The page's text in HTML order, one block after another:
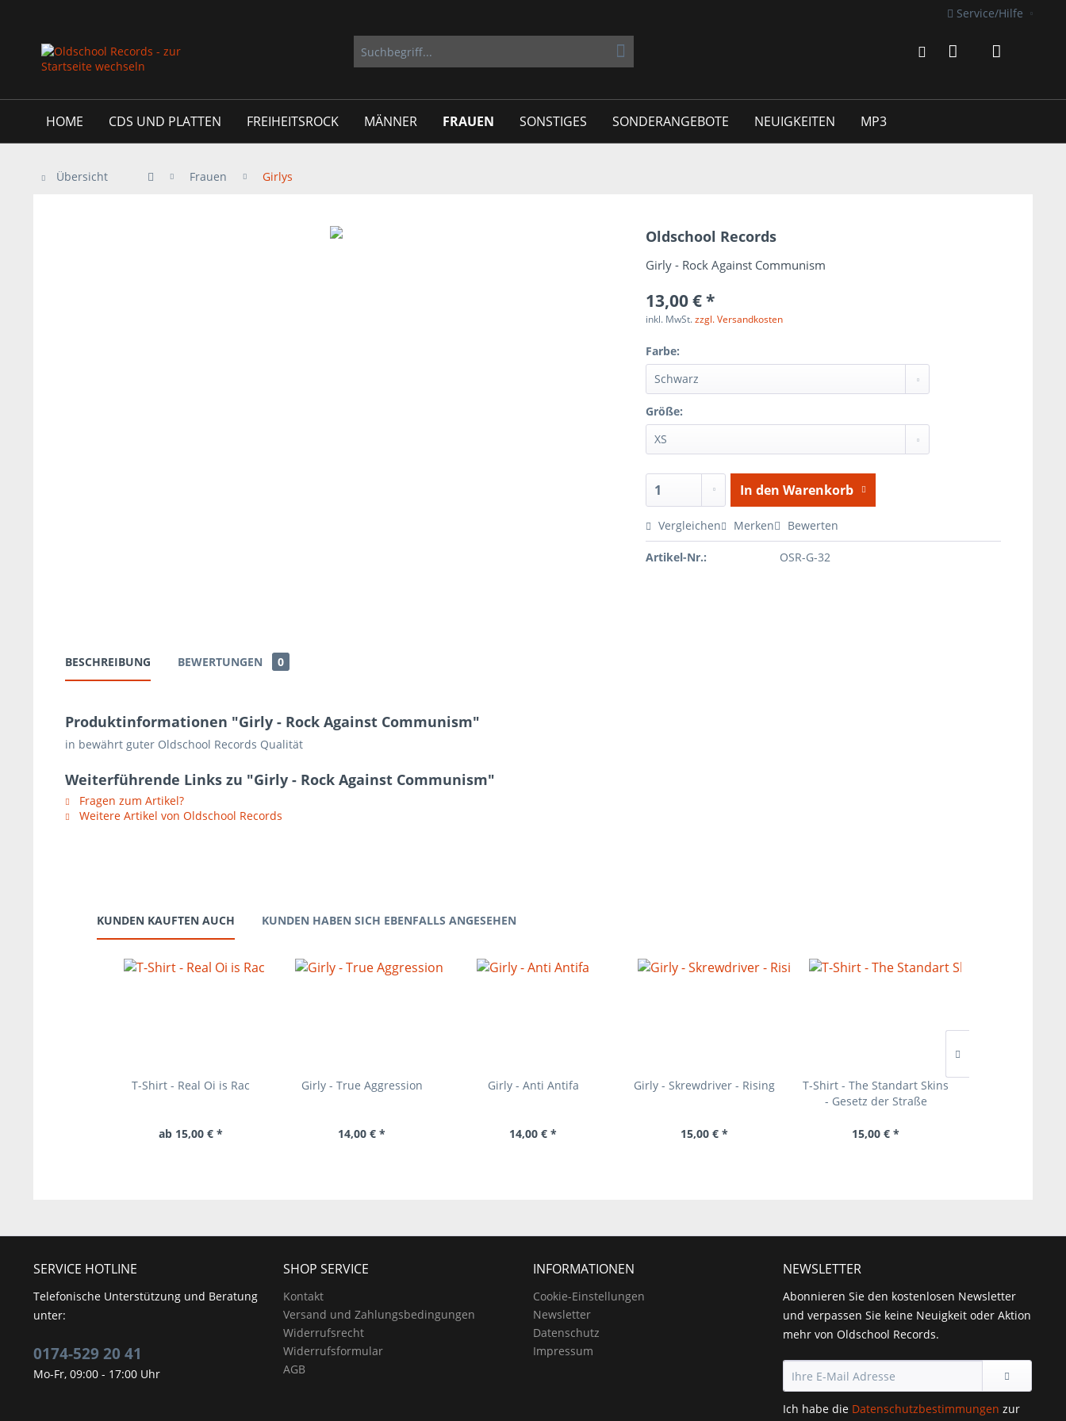
Service/Hilfe
HOME CDS UND PLATTEN FREIHEITSROCK MÄNNER FRAUEN SONSTIGES SONDERANGEBOTE NEUIGKEITEN MP3
Übersicht Frauen Girlys
Oldschool Records
Girly - Rock Against Communism
13,00 € *
inkl. MwSt.zzgl. Versandkosten
Farbe:
Größe:
In den Warenkorb
Vergleichen Merken Bewerten
Artikel-Nr.: OSR-G-32
BESCHREIBUNG BEWERTUNGEN 0
Produktinformationen "Girly - Rock Against Communism"
in bewährt guter Oldschool Records Qualität
Weiterführende Links zu "Girly - Rock Against Communism"
Fragen zum Artikel?
Weitere Artikel von Oldschool Records
KUNDEN KAUFTEN AUCH KUNDEN HABEN SICH EBENFALLS ANGESEHEN
T-Shirt - Real Oi is Rac
ab 15,00 € *
Girly - True Aggression
14,00 € *
Girly - Anti Antifa
14,00 € *
Girly - Skrewdriver - Rising
15,00 € *
T-Shirt - The Standart Skins
- Gesetz der Straße
15,00 € *
SERVICE HOTLINE
Telefonische Unterstützung und Beratung
unter:
0174-529 20 41
Mo-Fr, 09:00 - 17:00 Uhr
SHOP SERVICE
Kontakt
Versand und Zahlungsbedingungen
Widerrufsrecht
Widerrufsformular
AGB
INFORMATIONEN
Cookie-Einstellungen
Newsletter
Datenschutz
Impressum
NEWSLETTER
Abonnieren Sie den kostenlosen Newsletter
und verpassen Sie keine Neuigkeit oder Aktion
mehr von Oldschool Records.
Ich habe die Datenschutzbestimmungen zur